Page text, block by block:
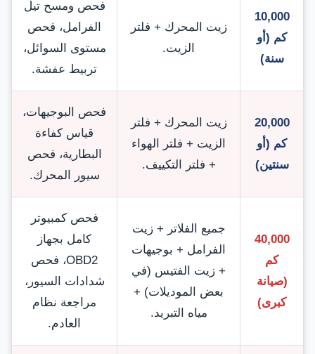
10,000
كم (أو
سنة)
زيت المحرك + فلتر
الزيت.
فحص ومسح تيل
الفرامل، فحص
مستوى السوائل،
تربيط عفشة.
20,000
كم (أو
سنتين)
زيت المحرك + فلتر
الزيت + فلتر الهواء
+ فلتر التكييف.
فحص البوجيهات،
قياس كفاءة
البطارية، فحص
سيور المحرك.
40,000
كم
(صيانة
كبرى)
جميع الفلاتر + زيت
الفرامل + بوجيهات
+ زيت الفتيس (في
بعض الموديلات) +
مياه التبريد.
فحص كمبيوتر
كامل بجهاز
OBD2، فحص
شدادات السيور،
مراجعة نظام
العادم.